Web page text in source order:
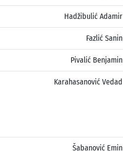
Hadžibulić Adamir
Fazlić Sanin
Pivalić Benjamin
Karahasanović Vedad
Šabanović Emin